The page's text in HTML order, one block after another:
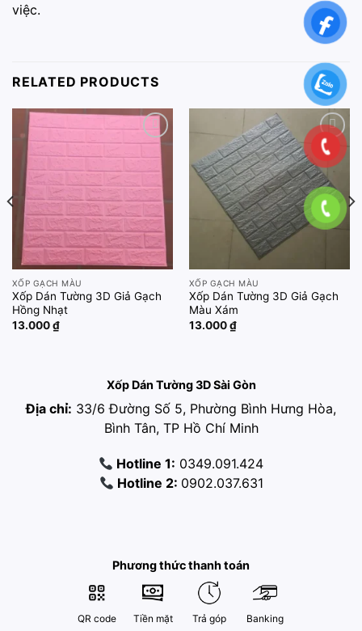
việc.
RELATED PRODUCTS
wishlist
XỐP GẠCH MÀU
Xốp Dán Tường 3D Giả Gạch
Hồng Nhạt
13.000₫
Add to
wishlist
XỐP GẠCH MÀU
Xốp Dán Tường 3D Giả Gạch
Màu Xám
13.000₫
Xốp Dán Tường 3D Sài Gòn
Địa chỉ: 33/6 Đường Số 5, Phường Bình Hưng Hòa,
Bình Tân, TP Hồ Chí Minh
Hotline 1: 0349.091.424
Hotline 2: 0902.037.631
Phương thức thanh toán
QR code Tiền mặt Trả góp Banking